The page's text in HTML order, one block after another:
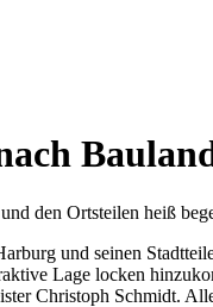
den Ortsteilen heiß
und seinen
Lage locken
Christoph Schmidt.